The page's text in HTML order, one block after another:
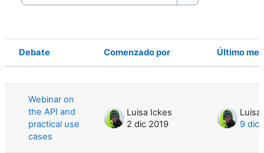
Buscar en los
Estado
Debate Comenzado por Último
Webinar on
the API and
practical use
cases
Luisa Ickes
2 dic 2019
Luisa
9 dic